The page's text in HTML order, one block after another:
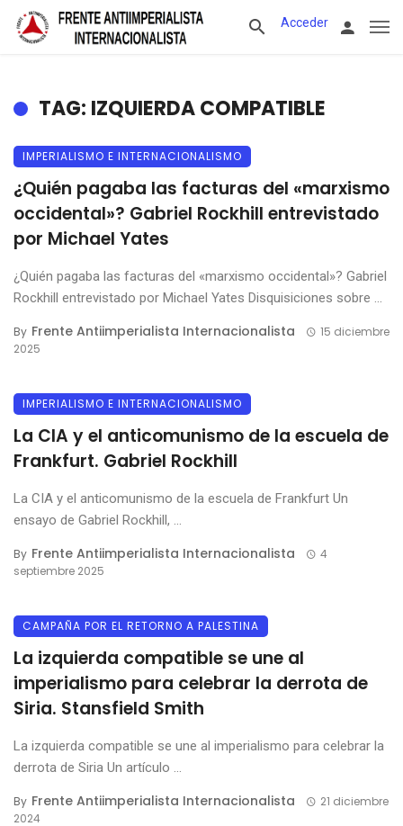
Acceder
TAG: IZQUIERDA COMPATIBLE
IMPERIALISMO E INTERNACIONALISMO
¿Quién pagaba las facturas del «marxismo
occidental»? Gabriel Rockhill entrevistado
por Michael Yates
¿Quién pagaba las facturas del «marxismo occidental»? Gabriel
Rockhill entrevistado por Michael Yates Disquisiciones sobre ...
By Frente Antiimperialista Internacionalista
15 diciembre
2025
IMPERIALISMO E INTERNACIONALISMO
La CIA y el anticomunismo de la escuela de
Frankfurt. Gabriel Rockhill
La CIA y el anticomunismo de la escuela de Frankfurt Un
ensayo de Gabriel Rockhill, ...
By Frente Antiimperialista Internacionalista
4
septiembre 2025
CAMPAÑA POR EL RETORNO A PALESTINA
La izquierda compatible se une al
imperialismo para celebrar la derrota de
Siria. Stansfield Smith
La izquierda compatible se une al imperialismo para celebrar la
derrota de Siria Un artículo ...
By Frente Antiimperialista Internacionalista
21 diciembre
2024